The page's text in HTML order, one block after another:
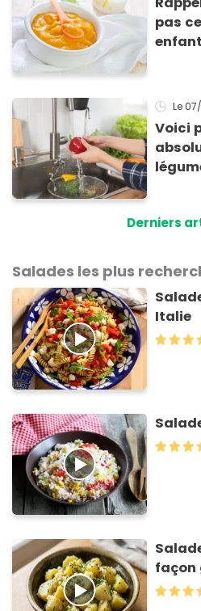
pas
Le
Voici
Derniers
Salades les plus
Italie
façon